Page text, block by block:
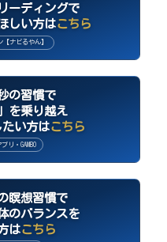
ーディングで
しい方はこちら
ナビるやん】
の習慣で
を乗り越え
い方はこちら
リ・GAMBO
瞑想習慣で
のバランスを
はこちら